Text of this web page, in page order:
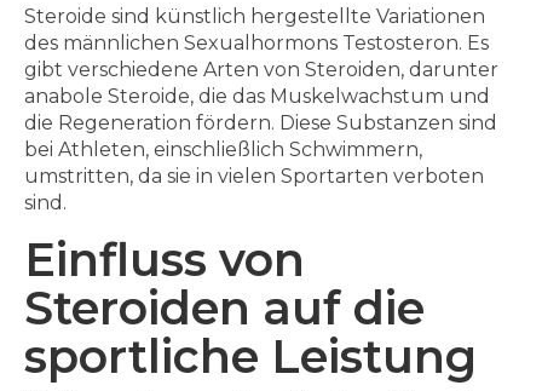
Steroide sind künstlich hergestellte Variationen
des männlichen Sexualhormons Testosteron. Es
gibt verschiedene Arten von Steroiden, darunter
anabole Steroide, die das Muskelwachstum und
die Regeneration fördern. Diese Substanzen sind
bei Athleten, einschließlich Schwimmern,
umstritten, da sie in vielen Sportarten verboten
sind.
Einfluss von
Steroiden auf die
sportliche Leistung